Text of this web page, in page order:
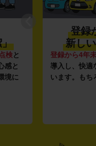
」
検と
感と
境に
登録
新し
登録から4年
導入し、快適
います。もち